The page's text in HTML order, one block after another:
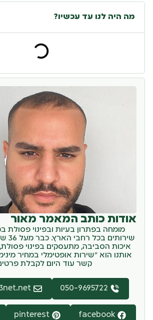
מה היה לנו עד עכשיו?
אודות כותב המאמר מאור
מומחה בפתרון בעיות ובפינוי פסולת
איכות הסביבה, מתעסקים בפינוי
אותנו הוא "שירות אופטימלי במחיר
קשר עוד היום לקבלת
050-9695722
facebook
pinterest